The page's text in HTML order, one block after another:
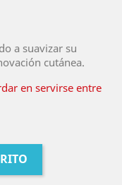
a suavizar su
cutánea.
en servirse entre